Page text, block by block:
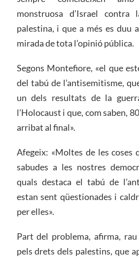
monstruosa d’Israel contra
palestina, i que a més es duu
mirada de tota l’opinió pública.
Segons Montefiore, «el que
del tabú de l’antisemitisme,
un dels resultats de la
l’Holocaust i que, com saben,
arribat al final».
Afegeix: «Moltes de les coses
sabudes a les nostres
quals destaca el tabú de
estan sent qüestionades i
per elles».
Part del problema, afirma,
pels drets dels palestins, que